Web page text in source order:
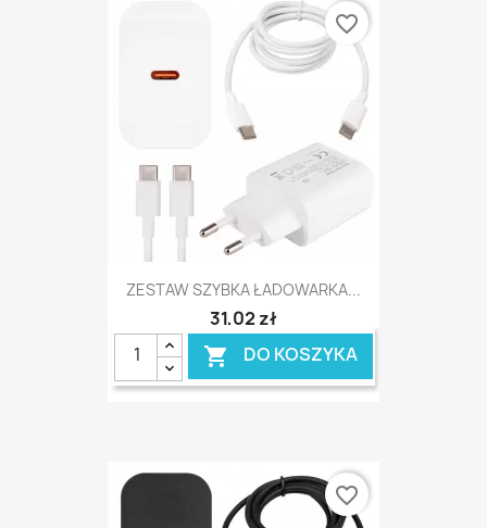
ZESTAW SZYBKA ŁADOWARKA...
31,02 zł
 DO KOSZYKA
favorite_border
favorite_border